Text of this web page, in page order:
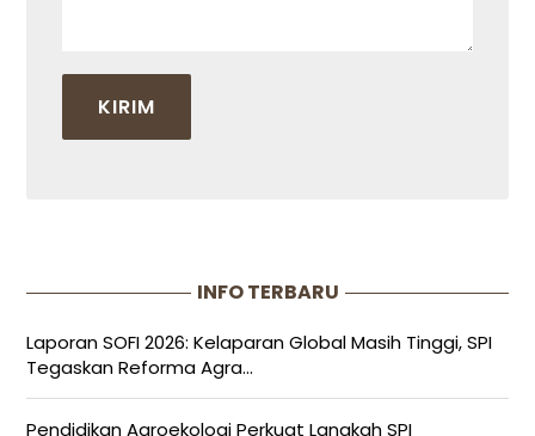
INFO TERBARU
Laporan SOFI 2026: Kelaparan Global Masih Tinggi, SPI
Tegaskan Reforma Agra...
Pendidikan Agroekologi Perkuat Langkah SPI